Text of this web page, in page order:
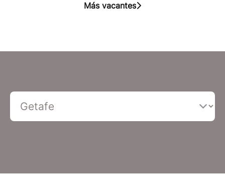
Más vacantes